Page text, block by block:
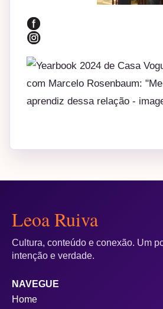
Leoa Ruiva
Cultura, conteúdo e conexão. Um
intenção e verdade.
NAVEGUE
Home